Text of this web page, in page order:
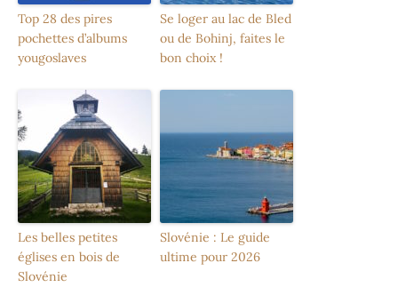
Top 28 des pires
pochettes d’albums
yougoslaves
Se loger au lac de Bled
ou de Bohinj, faites le
bon choix !
Les belles petites
églises en bois de
Slovénie
Slovénie : Le guide
ultime pour 2026